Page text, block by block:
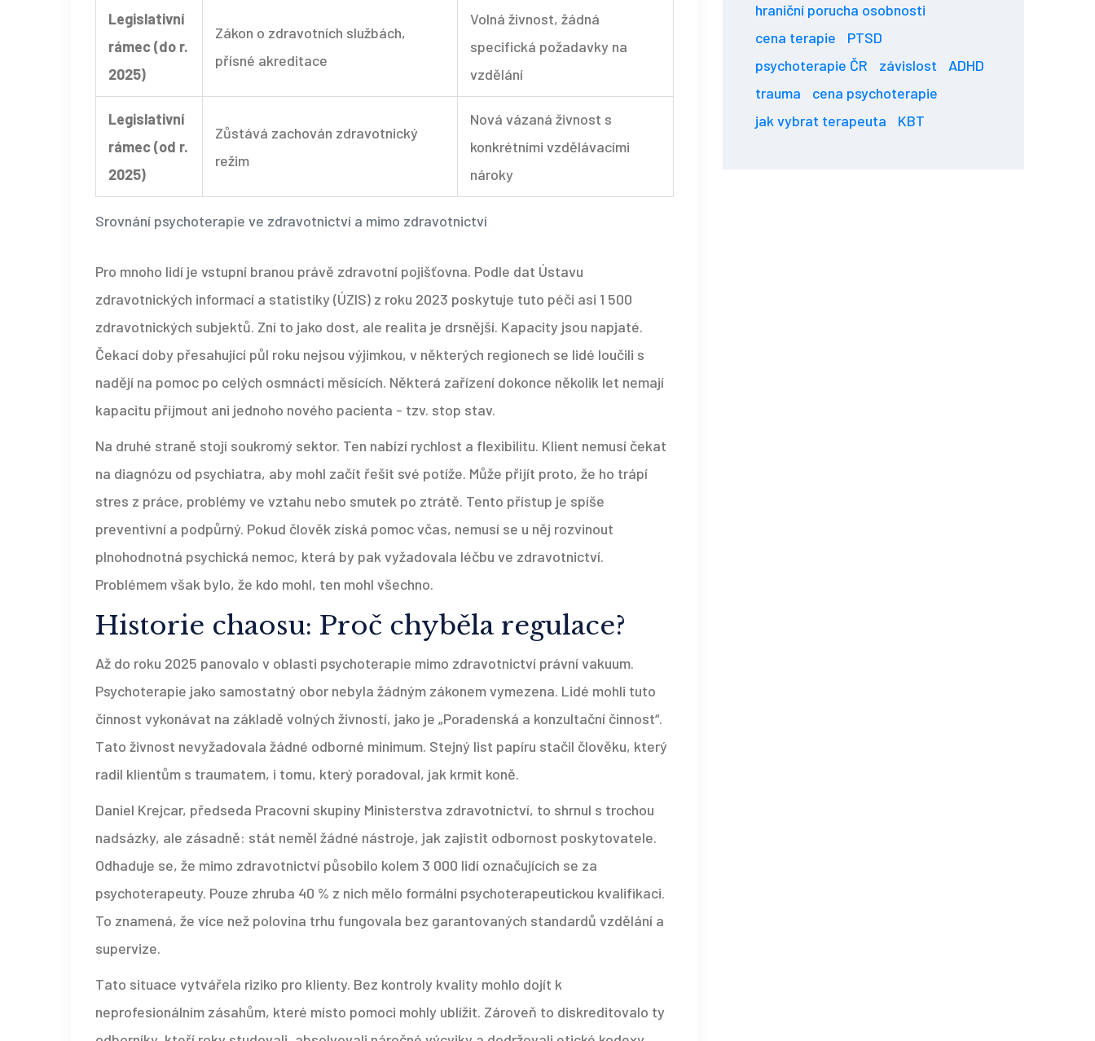
Srovnání psychoterapie ve zdravotnictví a mimo zdravotnictví
Legislativní
rámec (do r.
2025)
Zákon o zdravotních službách,
přísné akreditace
Volná živnost, žádná
specifická požadavky na
vzdělání
Legislativní
rámec (od r.
2025)
Zůstává zachován zdravotnický
režim
Nová vázaná živnost s
konkrétními vzdělávacími
nároky
Pro mnoho lidí je vstupní branou právě zdravotní pojišťovna. Podle dat Ústavu
zdravotnických informací a statistiky (ÚZIS) z roku 2023 poskytuje tuto péči asi 1 500
zdravotnických subjektů. Zní to jako dost, ale realita je drsnější. Kapacity jsou napjaté.
Čekací doby přesahující půl roku nejsou výjimkou, v některých regionech se lidé loučili s
nadějí na pomoc po celých osmnácti měsících. Některá zařízení dokonce několik let nemají
kapacitu přijmout ani jednoho nového pacienta - tzv. stop stav.
Na druhé straně stojí soukromý sektor. Ten nabízí rychlost a flexibilitu. Klient nemusí čekat
na diagnózu od psychiatra, aby mohl začít řešit své potíže. Může přijít proto, že ho trápí
stres z práce, problémy ve vztahu nebo smutek po ztrátě. Tento přístup je spíše
preventivní a podpůrný. Pokud člověk získá pomoc včas, nemusí se u něj rozvinout
plnohodnotná psychická nemoc, která by pak vyžadovala léčbu ve zdravotnictví.
Problémem však bylo, že kdo mohl, ten mohl všechno.
Historie chaosu: Proč chyběla regulace?
Až do roku 2025 panovalo v oblasti psychoterapie mimo zdravotnictví právní vakuum.
Psychoterapie jako samostatný obor nebyla žádným zákonem vymezena. Lidé mohli tuto
činnost vykonávat na základě volných živností, jako je „Poradenská a konzultační činnost“.
Tato živnost nevyžadovala žádné odborné minimum. Stejný list papíru stačil člověku, který
radil klientům s traumatem, i tomu, který poradoval, jak krmit koně.
Daniel Krejcar, předseda Pracovní skupiny Ministerstva zdravotnictví, to shrnul s trochou
nadsázky, ale zásadně: stát neměl žádné nástroje, jak zajistit odbornost poskytovatele.
Odhaduje se, že mimo zdravotnictví působilo kolem 3 000 lidí označujících se za
psychoterapeuty. Pouze zhruba 40 % z nich mělo formální psychoterapeutickou kvalifikaci.
To znamená, že více než polovina trhu fungovala bez garantovaných standardů vzdělání a
supervize.
Tato situace vytvářela riziko pro klienty. Bez kontroly kvality mohlo dojít k
neprofesionálním zásahům, které místo pomoci mohly ublížit. Zároveň to diskreditovalo ty
hraniční porucha osobnosti
cena terapie
PTSD
psychoterapie ČR
závislost
ADHD
trauma
cena psychoterapie
jak vybrat terapeuta
KBT